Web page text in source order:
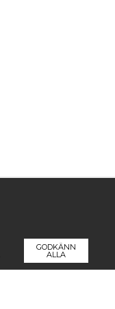
GODKÄNN
ALLA